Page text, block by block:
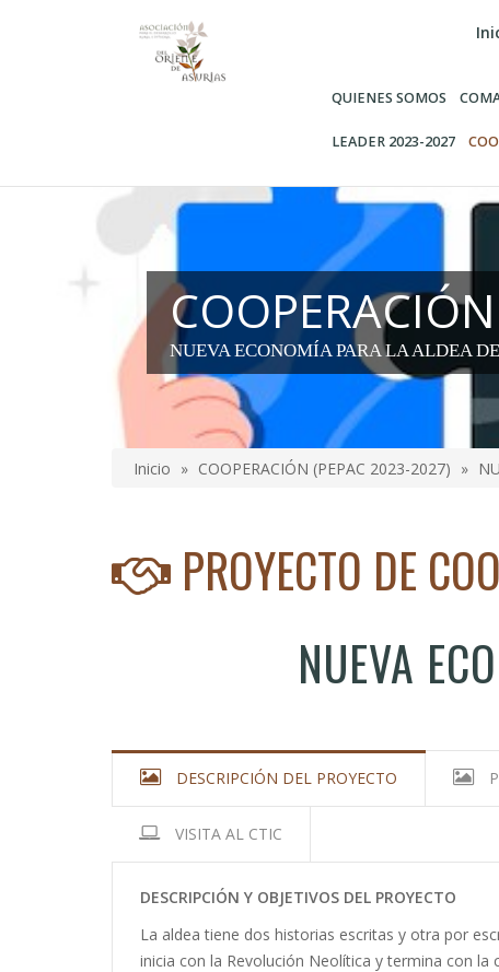
QUIENES SOMOS
LEADER 2023-2027
NUEVA ECONOMÍA PARA LA ALDEA
de
Inicio COOPERACIÓN (PEPAC 2023-2027)
PROYECTO DE
NUEVA
DESCRIPCIÓN DEL PROYECTO
VISITA AL CTIC
DESCRIPCIÓN Y OBJETIVOS DEL PROYECTO
La aldea tiene dos historias escritas y otra por
inicia con la Revolución Neolítica y termina con la